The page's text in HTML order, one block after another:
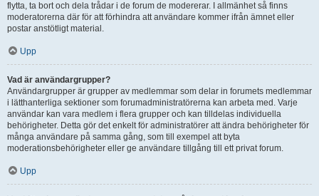
flytta, ta bort och dela trådar i de forum de modererar. I allmänhet så finns
moderatorerna där för att förhindra att användare kommer ifrån ämnet eller
postar anstötligt material.
Upp
Vad är användargrupper?
Användargrupper är grupper av medlemmar som delar in forumets medlemmar
i lätthanterliga sektioner som forumadministratörerna kan arbeta med. Varje
användar kan vara medlem i flera grupper och kan tilldelas individuella
behörigheter. Detta gör det enkelt för administratörer att ändra behörigheter för
många användare på samma gång, som till exempel att byta
moderationsbehörigheter eller ge användare tillgång till ett privat forum.
Upp